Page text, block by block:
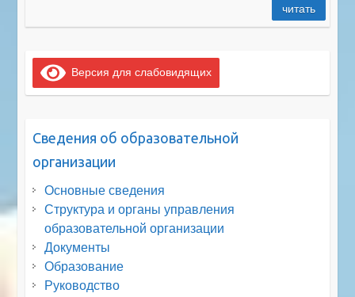
читать
Версия для слабовидящих
Сведения об образовательной
организации
Основные сведения
Структура и органы управления
образовательной организации
Документы
Образование
Руководство